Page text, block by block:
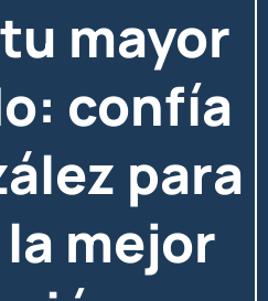
mayor
confía
para
mejor